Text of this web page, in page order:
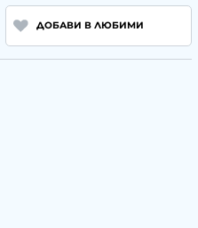
ДОБАВИ В ЛЮБИМИ